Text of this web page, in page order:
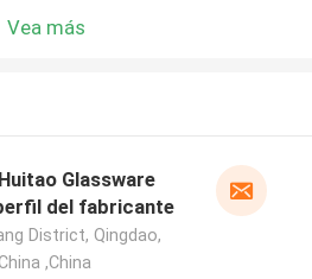
Vea más
Glassware
del fabricante
District, Qingdao,
,China